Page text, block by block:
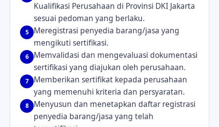
Kualifikasi Perusahaan di Provinsi DKI Jakarta
sesuai pedoman yang berlaku.
5
Meregistrasi penyedia barang/jasa yang
mengikuti sertifikasi.
6
Memvalidasi dan mengevaluasi dokumentasi
sertifikasi yang diajukan oleh perusahaan.
7
Memberikan sertifikat kepada perusahaan
yang memenuhi kriteria dan persyaratan.
8
Menyusun dan menetapkan daftar registrasi
penyedia barang/jasa yang telah